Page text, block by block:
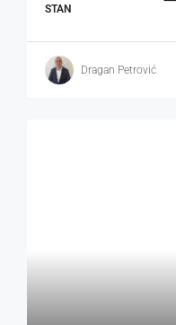
STAN
Dragan Petrović